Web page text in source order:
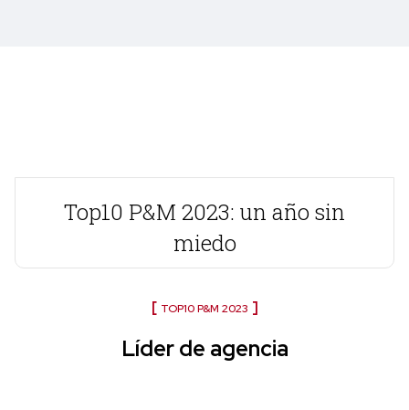
Top10 P&M 2023: un año sin
miedo
TOP10 P&M 2023
Líder de agencia